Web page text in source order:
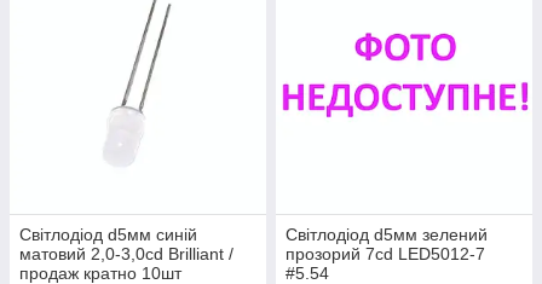
Світлодіод d5мм синій
матовий 2,0-3,0cd Brilliant /
продаж кратно 10шт
Світлодіод d5мм зелений
прозорий 7cd LED5012-7
#5.54